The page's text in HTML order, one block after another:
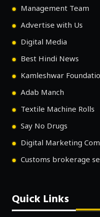
Management Team
Advertise with Us
Digital Media
Best Hindi News
Kamleshwar
Adab Manch
Textile Machine Rolls
Say No Drugs
Digital Marketing
Customs brokerage
Quick Links